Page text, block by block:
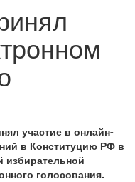
участие в онлайн-
в Конституцию РФ в
избирательной
голосования.